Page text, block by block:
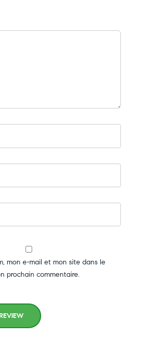
mon e-mail et mon site dans le
prochain commentaire.